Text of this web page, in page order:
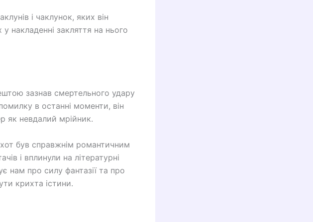
і чаклунок, яких він
накладенні закляття на нього
зазнав смертельного удару
в останні моменти, він
як невдалий мрійник.
був справжнім романтичним
і вплинули на літературні
нам про силу фантазії та про
крихта істини.